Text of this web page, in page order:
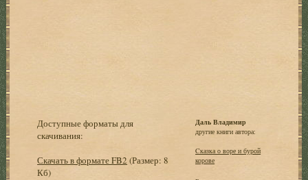
Доступные форматы для
скачивания:
Скачать в формате FB2 (Размер: 8
Кб)
Даль Владимир
другие книги автора:
Cказка о воре и бурой
корове